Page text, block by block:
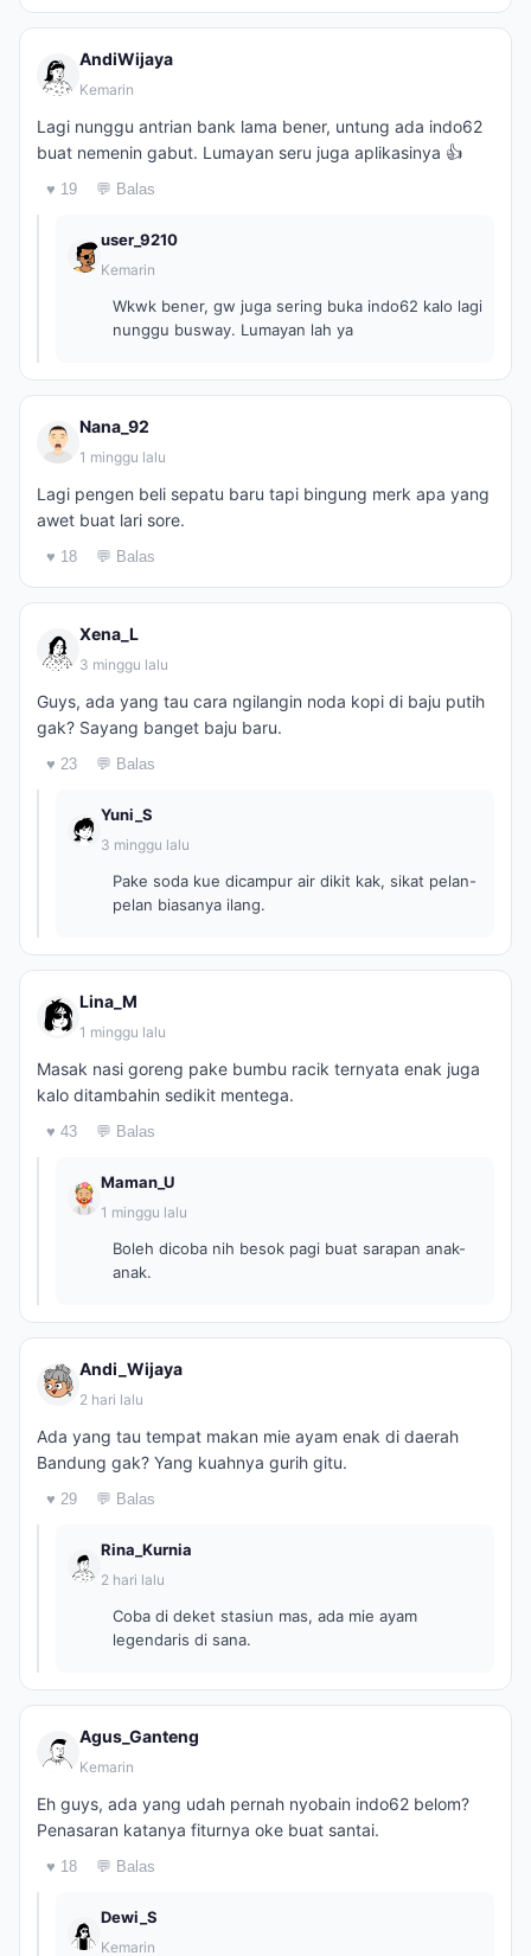
AndiWijaya
Kemarin
Lagi nunggu antrian bank lama bener, untung ada indo62
buat nemenin gabut. Lumayan seru juga aplikasinya 👍
♥ 19 💬 Balas
user_9210
Kemarin
Wkwk bener, gw juga sering buka indo62 kalo lagi
nunggu busway. Lumayan lah ya
Nana_92
1 minggu lalu
Lagi pengen beli sepatu baru tapi bingung merk apa yang
awet buat lari sore.
♥ 18 💬 Balas
Xena_L
3 minggu lalu
Guys, ada yang tau cara ngilangin noda kopi di baju putih
gak? Sayang banget baju baru.
♥ 23 💬 Balas
Yuni_S
3 minggu lalu
Pake soda kue dicampur air dikit kak, sikat pelan-
pelan biasanya ilang.
Lina_M
1 minggu lalu
Masak nasi goreng pake bumbu racik ternyata enak juga
kalo ditambahin sedikit mentega.
♥ 43 💬 Balas
Maman_U
1 minggu lalu
Boleh dicoba nih besok pagi buat sarapan anak-
anak.
Andi_Wijaya
2 hari lalu
Ada yang tau tempat makan mie ayam enak di daerah
Bandung gak? Yang kuahnya gurih gitu.
♥ 29 💬 Balas
Rina_Kurnia
2 hari lalu
Coba di deket stasiun mas, ada mie ayam
legendaris di sana.
Agus_Ganteng
Kemarin
Eh guys, ada yang udah pernah nyobain indo62 belom?
Penasaran katanya fiturnya oke buat santai.
♥ 18 💬 Balas
Dewi_S
Kemarin